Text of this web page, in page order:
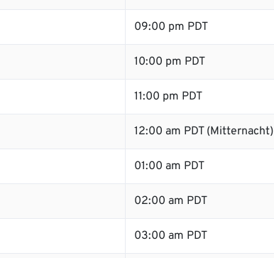
09:00 pm PDT
10:00 pm PDT
11:00 pm PDT
12:00 am PDT (Mitternacht)
01:00 am PDT
02:00 am PDT
03:00 am PDT